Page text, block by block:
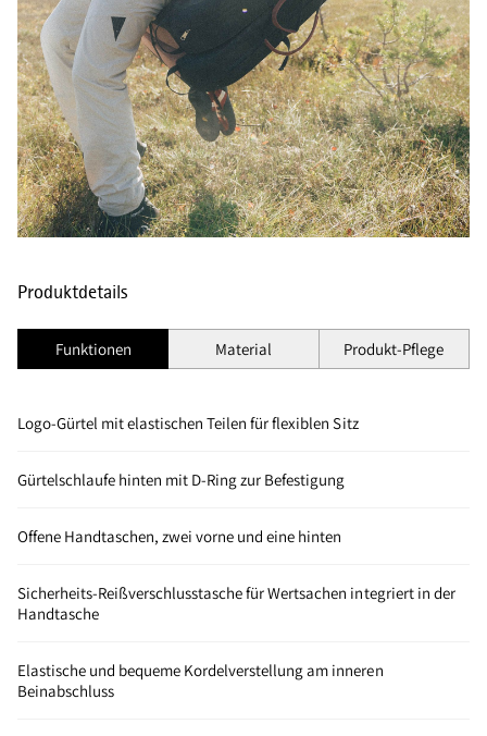
Produktdetails
Funktionen Material Produkt-Pflege
Logo-Gürtel mit elastischen Teilen für flexiblen Sitz
Gürtelschlaufe hinten mit D-Ring zur Befestigung
Offene Handtaschen, zwei vorne und eine hinten
Sicherheits-Reißverschlusstasche für Wertsachen integriert in der
Handtasche
Elastische und bequeme Kordelverstellung am inneren
Beinabschluss